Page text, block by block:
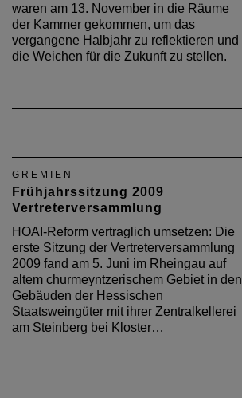
waren am 13. November in die Räume
der Kammer gekommen, um das
vergangene Halbjahr zu reflektieren und
die Weichen für die Zukunft zu stellen.
GREMIEN
Frühjahrssitzung 2009
Vertreterversammlung
HOAI-Reform vertraglich umsetzen: Die
erste Sitzung der Vertreterversammlung
2009 fand am 5. Juni im Rheingau auf
altem churmeyntzerischem Gebiet in den
Gebäuden der Hessischen
Staatsweingüter mit ihrer Zentralkellerei
am Steinberg bei Kloster…